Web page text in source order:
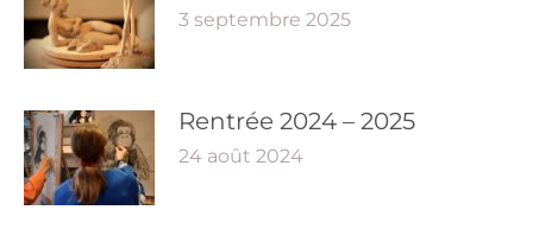
3 septembre 2025
Rentrée 2024 – 2025
24 août 2024